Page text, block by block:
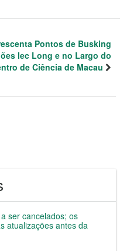
Pontos de Busking
Iec Long e no Largo do
de Ciência de Macau
ser cancelados; os
atualizações antes da